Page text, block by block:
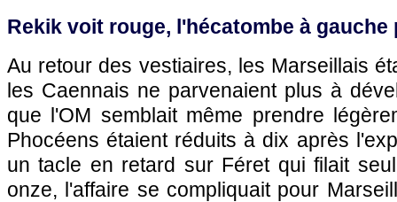
Rekik voit rouge, l'hécatombe à gauche
Au retour des vestiaires, les Marseillais
les Caennais ne parvenaient plus à
que l'OM semblait même prendre
Phocéens étaient réduits à dix après
un tacle en retard sur Féret qui filait
onze, l'affaire se compliquait pour